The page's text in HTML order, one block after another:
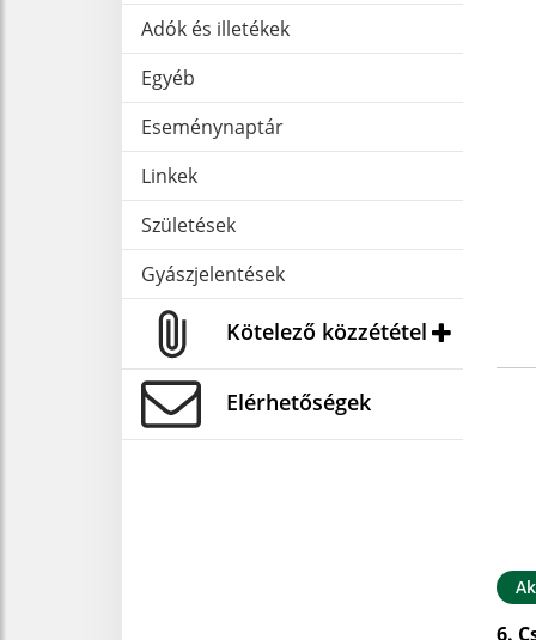
Adók és illetékek
Egyéb
Eseménynaptár
Linkek
Születések
Gyászjelentések
Kötelező közzététel
Elérhetőségek
6.